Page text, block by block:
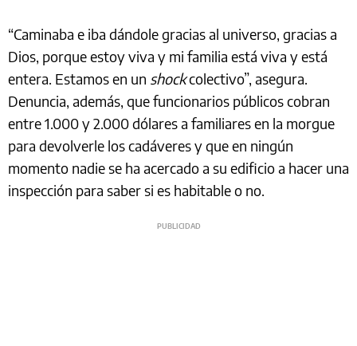
“Caminaba e iba dándole gracias al universo, gracias a
Dios, porque estoy viva y mi familia está viva y está
entera. Estamos en un shockcolectivo”, asegura.
Denuncia, además, que funcionarios públicos cobran
entre 1.000 y 2.000 dólares a familiares en la morgue
para devolverle los cadáveres y que en ningún
momento nadie se ha acercado a su edificio a hacer una
inspección para saber si es habitable o no.